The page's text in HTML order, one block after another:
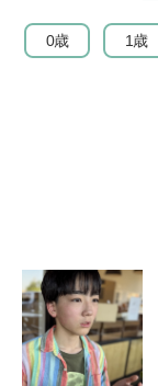
0歳 1歳